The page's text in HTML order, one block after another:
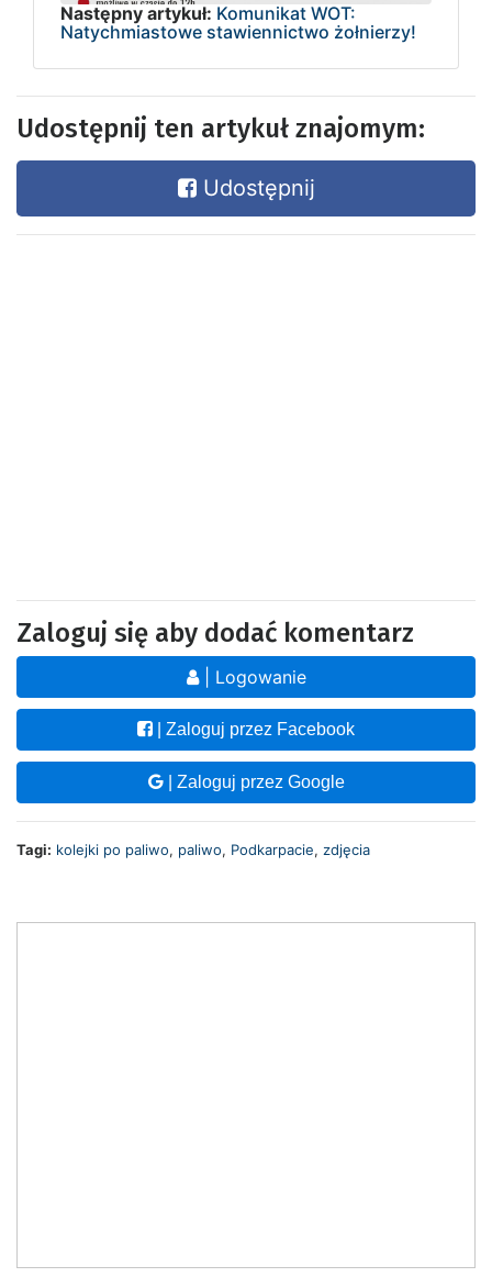
Następny artykuł: Komunikat WOT:
Natychmiastowe stawiennictwo żołnierzy!
Udostępnij ten artykuł znajomym:
Udostępnij
Zaloguj się aby dodać komentarz
| Logowanie
| Zaloguj przez Facebook
| Zaloguj przez Google
Tagi: kolejki po paliwo, paliwo, Podkarpacie, zdjęcia